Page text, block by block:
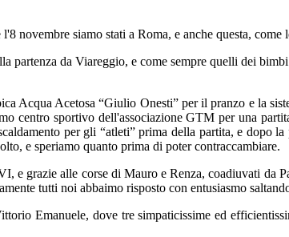
novembre siamo stati a Roma, e anche questa, come
partenza da Viareggio, e come sempre quelli dei
Acqua Acetosa “Giulio Onesti” per il pranzo e la
centro sportivo dell'associazione GTM per una
per gli “atleti” prima della partita, e dopo
e speriamo quanto prima di poter contraccambiare.
e grazie alle corse di Mauro e Renza, coadiuvati da
tutti noi abbaimo risposto con entusiasmo
Emanuele, dove tre simpaticissime ed